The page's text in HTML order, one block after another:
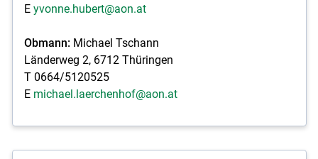
E yvonne.hubert@aon.at
Obmann: Michael Tschann
Länderweg 2, 6712 Thüringen
T 0664/5120525
E michael.laerchenhof@aon.at